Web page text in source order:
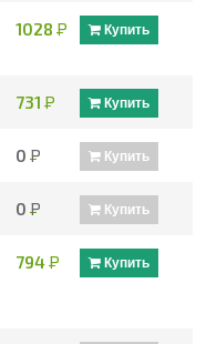
1028Р Купить
731Р Купить
0Р Купить
0Р Купить
794Р Купить